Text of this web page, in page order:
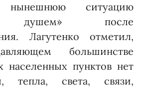
ситуацию
душем» после
Лагутенко отметил,
большинстве
населенных пунктов нет
тепла, света, связи,